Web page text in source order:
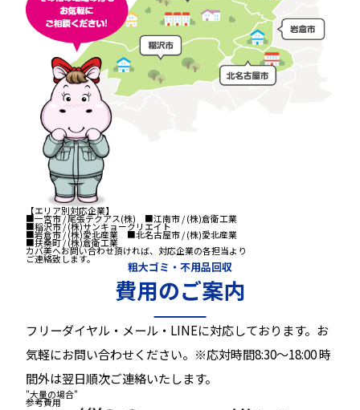
【エリア別対応企業】
■一宮市 / 尾張テクアス(株) ■江南市 / (株)倉衛工業
■稲沢市 / (株)サンキョークリエイト
■岩倉市 / (株)愛北産業 ■北名古屋市 / (株)愛北産業
■扶桑町 / (株)倉衛工業
カバ美へお問い合わせ頂ければ、対応企業の各担当より
ご連絡致します。
粗大ゴミ・不用品回収
費用のご案内
フリーダイヤル・メール・LINEに対応しております。お
気軽にお問い合わせください。※応対時間8:30～18:00 時
間外は翌日順次ご連絡いたします。
"大量の場合"
参考費用